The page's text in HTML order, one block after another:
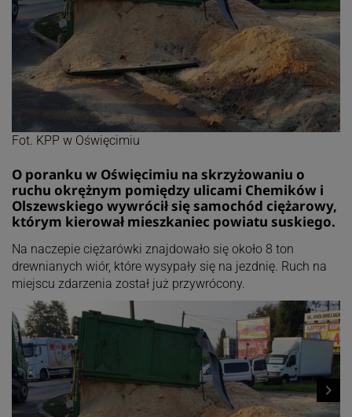
Fot. KPP w Oświęcimiu
O poranku w Oświęcimiu na skrzyżowaniu o
ruchu okrężnym pomiędzy ulicami Chemików i
Olszewskiego wywrócił się samochód ciężarowy,
którym kierował mieszkaniec powiatu suskiego.
Na naczepie ciężarówki znajdowało się około 8 ton
drewnianych wiór, które wysypały się na jezdnię. Ruch na
miejscu zdarzenia został już przywrócony.
navigate_next